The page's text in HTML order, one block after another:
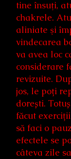
tine însuţi,
chakrele.
aliniate şi
vindecarea
va avea loc
considerare
revizuite.
jos, le poți
dorești.
făcut
să faci o
efectele se
câteva zile